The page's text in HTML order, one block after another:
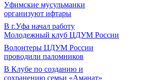
Уфимские мусульманки
организуют ифтары
В г.Уфа начал работу
Молодежный клуб ЦДУМ России
Волонтеры ЦДУМ России
проводили паломников
В Клубе по созданию и
сохранению семьи «Аманат»